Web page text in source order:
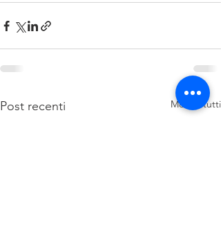
Post recenti Mostra tutti